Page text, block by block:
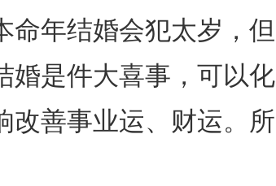
命年结婚会犯太岁，但
婚是件大喜事，可以化
改善事业运、财运。所